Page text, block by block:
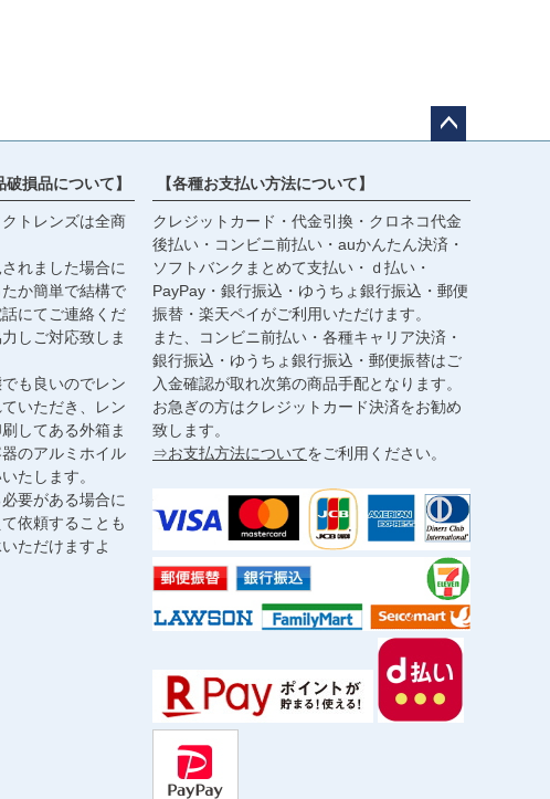
ップ
へ
損品について】
トレンズは全商
れました場合に
か簡単で結構で
にてご連絡くだ
しご対応致しま
も良いのでレン
いただき、レン
してある外箱ま
のアルミホイル
たします。
要がある場合に
依頼することも
ただけますよ
【各種お支払い方法について】
クレジットカード・代金引換・クロネコ代金
後払い・コンビニ前払い・auかんたん決済・
ソフトバンクまとめて支払い・ｄ払い・
PayPay・銀行振込・ゆうちょ銀行振込・郵便
振替・楽天ペイがご利用いただけます。
また、コンビニ前払い・各種キャリア決済・
銀行振込・ゆうちょ銀行振込・郵便振替はご
入金確認が取れ次第の商品手配となります。
お急ぎの方はクレジットカード決済をお勧め
致します。
⇒お支払方法についてをご利用ください。